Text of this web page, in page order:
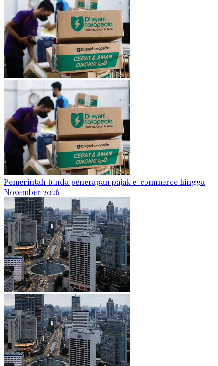
Pemerintah tunda penerapan pajak e-commerce hingga
November 2026